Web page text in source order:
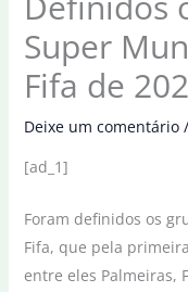
Super
Fifa de
Deixe um comentário /
[ad_1]
Foram definidos os
Fifa, que pela
entre eles Palmeiras,